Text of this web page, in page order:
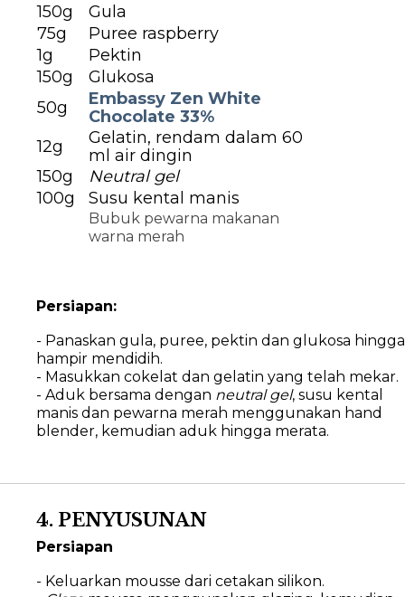
150g
Gula
75g
Puree raspberry
1g
Pektin
150g
Glukosa
50g
Embassy Zen White
Chocolate 33%
12g
Gelatin, rendam dalam 60
ml air dingin
150g
Neutral gel
100g
Susu kental manis
Bubuk pewarna makanan
warna merah
Persiapan:
- Panaskan gula, puree, pektin dan glukosa hingga
hampir mendidih.
- Masukkan cokelat dan gelatin yang telah mekar.
- Aduk bersama dengan neutral gel, susu kental
manis dan pewarna merah menggunakan hand
blender, kemudian aduk hingga merata.
4. PENYUSUNAN
Persiapan
- Keluarkan mousse dari cetakan silikon.